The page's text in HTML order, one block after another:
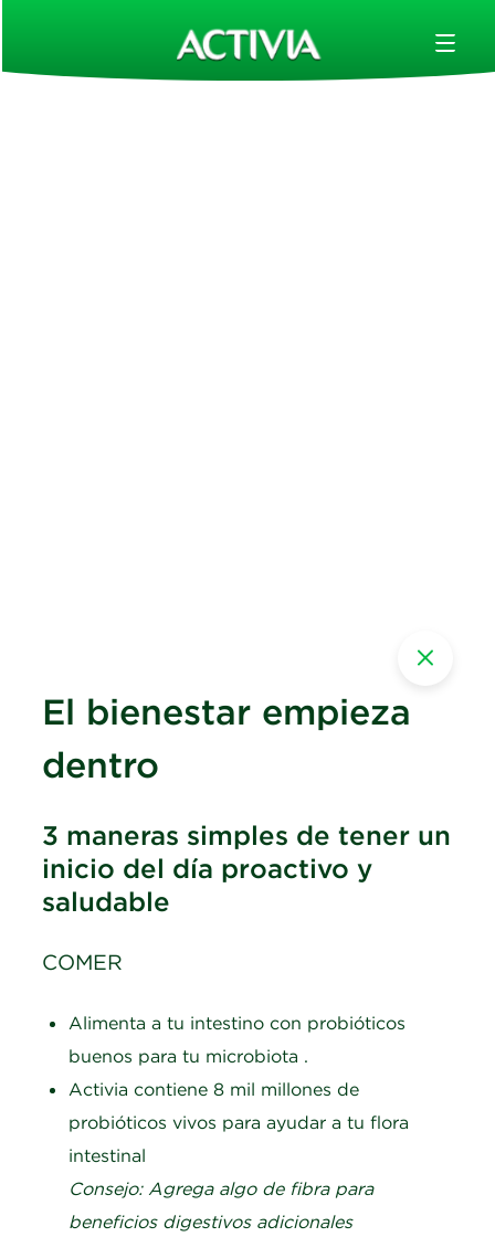
El bienestar empieza
dentro
3 maneras simples de tener un
inicio del día proactivo y
saludable
COMER
Alimenta a tu intestino con probióticos
buenos para tu microbiota .
Activia contiene 8 mil millones de
probióticos vivos para ayudar a tu flora
intestinal
Consejo: Agrega algo de fibra para
beneficios digestivos adicionales